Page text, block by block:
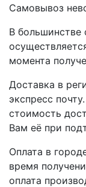
Самовывоз
В большинстве
момента
Доставка в
экспресс
стоимость
Вам её при
Оплата в
время
оплата